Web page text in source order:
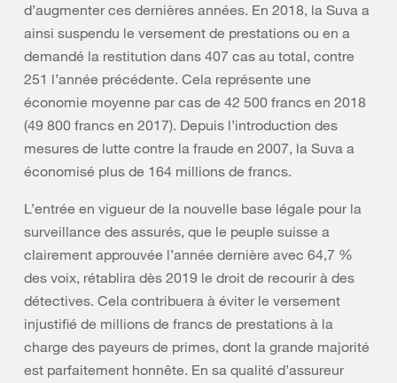
d’augmenter ces dernières années. En 2018, la Suva a
ainsi suspendu le versement de prestations ou en a
demandé la restitution dans 407 cas au total, contre
251 l’année précédente. Cela représente une
économie moyenne par cas de 42 500 francs en 2018
(49 800 francs en 2017). Depuis l’introduction des
mesures de lutte contre la fraude en 2007, la Suva a
économisé plus de 164 millions de francs.
L’entrée en vigueur de la nouvelle base légale pour la
surveillance des assurés, que le peuple suisse a
clairement approuvée l’année dernière avec 64,7 %
des voix, rétablira dès 2019 le droit de recourir à des
détectives. Cela contribuera à éviter le versement
injustifié de millions de francs de prestations à la
charge des payeurs de primes, dont la grande majorité
est parfaitement honnête. En sa qualité d’assureur